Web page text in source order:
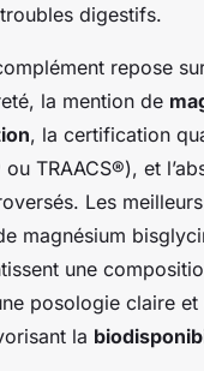
digestifs.
repose
la mention de
, la certification
TRAACS®), et
Les meilleurs
magnésium
une
posologie claire et
la